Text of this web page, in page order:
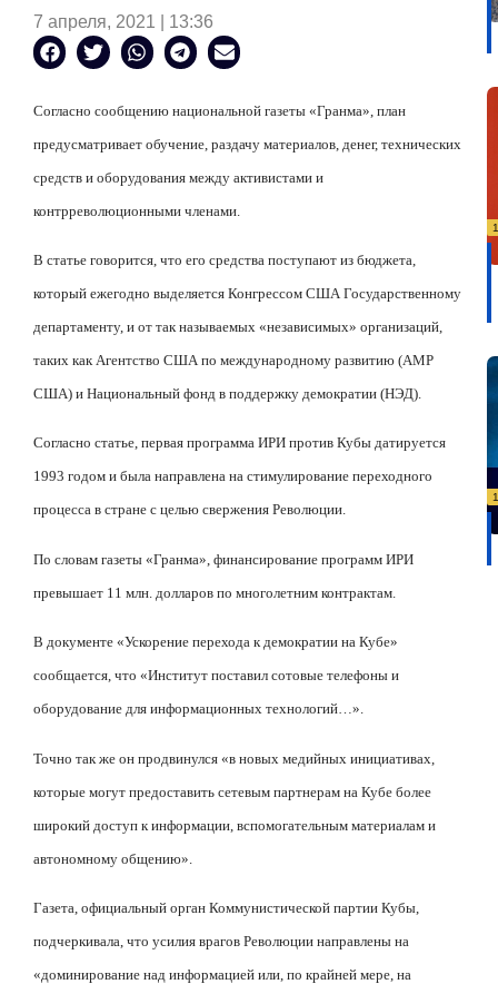
7 апреля, 2021 | 13:36
Согласно сообщению национальной газеты «Гранма», план
предусматривает обучение, раздачу материалов, денег, технических
средств и оборудования между активистами и
контрреволюционными членами.
В статье говорится, что его средства поступают из бюджета,
который ежегодно выделяется Конгрессом США Государственному
департаменту, и от так называемых «независимых» организаций,
таких как Агентство США по международному развитию (АМР
США) и Национальный фонд в поддержку демократии (НЭД).
Согласно статье, первая программа ИРИ против Кубы датируется
1993 годом и была направлена на стимулирование переходного
процесса в стране с целью свержения Революции.
По словам газеты «Гранма», финансирование программ ИРИ
превышает 11 млн. долларов по многолетним контрактам.
В документе «Ускорение перехода к демократии на Кубе»
сообщается, что «Институт поставил сотовые телефоны и
оборудование для информационных технологий…».
Точно так же он продвинулся «в новых медийных инициативах,
которые могут предоставить сетевым партнерам на Кубе более
широкий доступ к информации, вспомогательным материалам и
автономному общению».
Газета, официальный орган Коммунистической партии Кубы,
подчеркивала, что усилия врагов Революции направлены на
«доминирование над информацией или, по крайней мере, на